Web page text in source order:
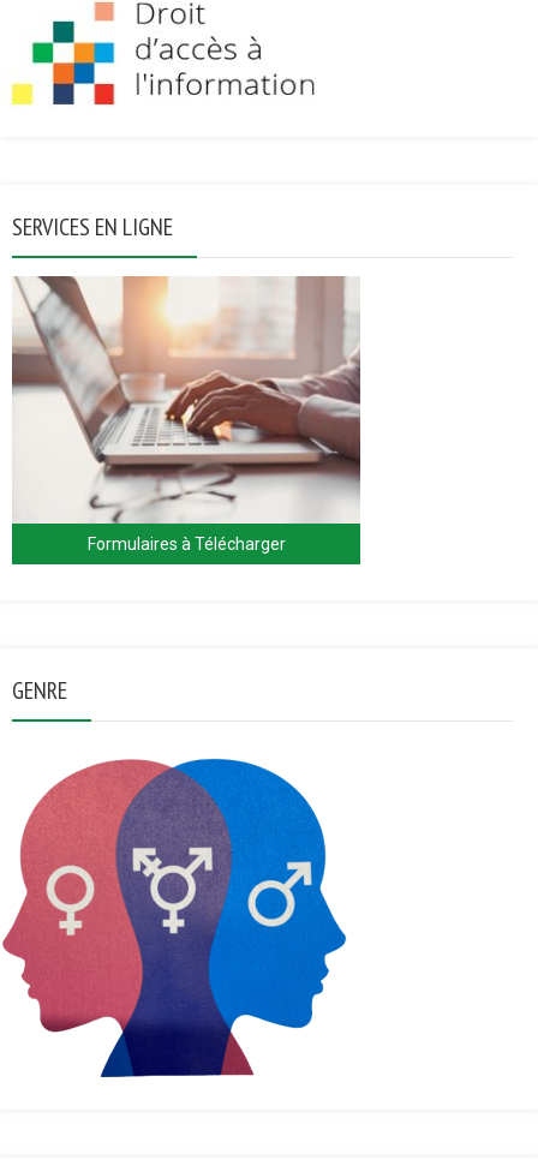
SERVICES EN LIGNE
Formulaires à Télécharger
GENRE